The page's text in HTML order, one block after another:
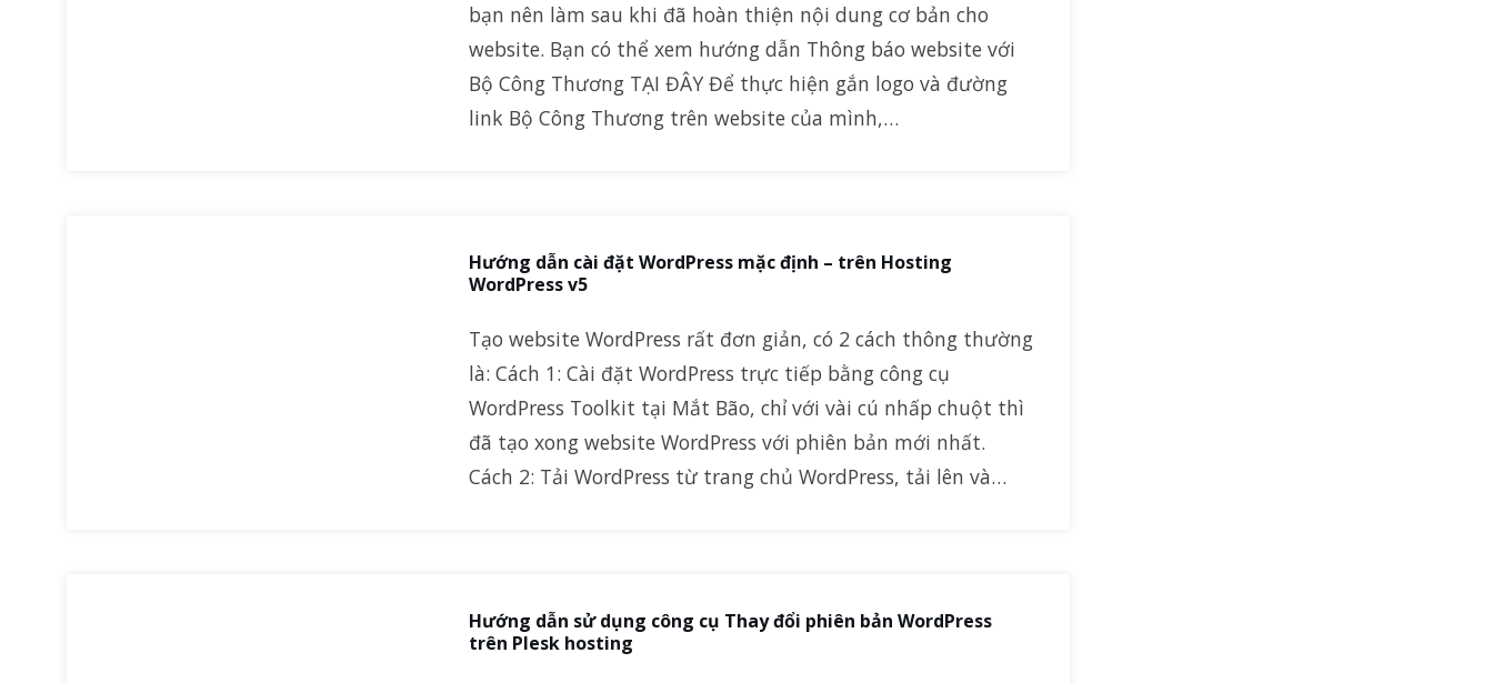
bạn nên làm sau khi đã hoàn thiện nội dung cơ bản cho
website. Bạn có thể xem hướng dẫn Thông báo website với
Bộ Công Thương TẠI ĐÂY Để thực hiện gắn logo và đường
link Bộ Công Thương trên website của mình,…
Hướng dẫn cài đặt WordPress mặc định – trên Hosting
WordPress v5
Tạo website WordPress rất đơn giản, có 2 cách thông thường
là: Cách 1: Cài đặt WordPress trực tiếp bằng công cụ
WordPress Toolkit tại Mắt Bão, chỉ với vài cú nhấp chuột thì
đã tạo xong website WordPress với phiên bản mới nhất.
Cách 2: Tải WordPress từ trang chủ WordPress, tải lên và…
Hướng dẫn sử dụng công cụ Thay đổi phiên bản WordPress
trên Plesk hosting